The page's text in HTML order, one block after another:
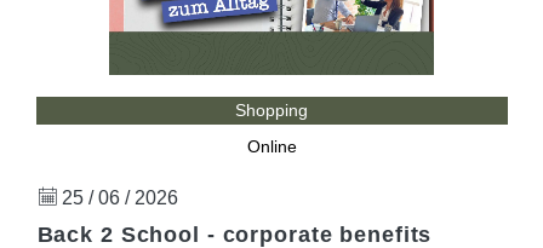
Shopping
Online
25 / 06 / 2026
Back 2 School - corporate benefits